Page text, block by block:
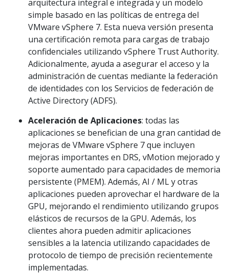
arquitectura integral e integrada y un modelo
simple basado en las políticas de entrega del
VMware vSphere 7. Esta nueva versión presenta
una certificación remota para cargas de trabajo
confidenciales utilizando vSphere Trust Authority.
Adicionalmente, ayuda a asegurar el acceso y la
administración de cuentas mediante la federación
de identidades con los Servicios de federación de
Active Directory (ADFS).
Aceleración de Aplicaciones: todas las
aplicaciones se benefician de una gran cantidad de
mejoras de VMware vSphere 7 que incluyen
mejoras importantes en DRS, vMotion mejorado y
soporte aumentado para capacidades de memoria
persistente (PMEM). Además, AI / ML y otras
aplicaciones pueden aprovechar el hardware de la
GPU, mejorando el rendimiento utilizando grupos
elásticos de recursos de la GPU. Además, los
clientes ahora pueden admitir aplicaciones
sensibles a la latencia utilizando capacidades de
protocolo de tiempo de precisión recientemente
implementadas.